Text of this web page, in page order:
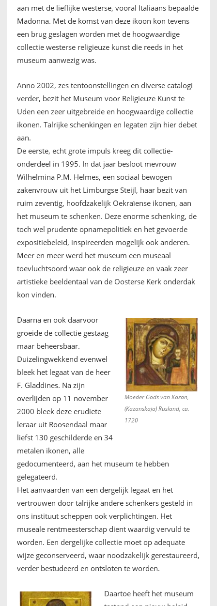
aan met de lieflijke westerse, vooral Italiaans bepaalde
Madonna. Met de komst van deze ikoon kon tevens
een brug geslagen worden met de hoogwaardige
collectie westerse religieuze kunst die reeds in het
museum aanwezig was.
Anno 2002, zes tentoonstellingen en diverse catalogi
verder, bezit het Museum voor Religieuze Kunst te
Uden een zeer uitgebreide en hoogwaardige collectie
ikonen. Talrijke schenkingen en legaten zijn hier debet
aan.
De eerste, echt grote impuls kreeg dit collectie-
onderdeel in 1995. In dat jaar besloot mevrouw
Wilhelmina P.M. Helmes, een sociaal bewogen
zakenvrouw uit het Limburgse Steijl, haar bezit van
ruim zeventig, hoofdzakelijk Oekraïense ikonen, aan
het museum te schenken. Deze enorme schenking, de
toch wel prudente opnamepolitiek en het gevoerde
expositiebeleid, inspireerden mogelijk ook anderen.
Meer en meer werd het museum een museaal
toevluchtsoord waar ook de religieuze en vaak zeer
artistieke beeldentaal van de Oosterse Kerk onderdak
kon vinden.
Moeder Gods van Kazan,
(Kazanskaja) Rusland, ca.
1720
Daarna en ook daarvoor
groeide de collectie gestaag
maar beheersbaar.
Duizelingwekkend evenwel
bleek het legaat van de heer
F. Gladdines. Na zijn
overlijden op 11 november
2000 bleek deze erudiete
leraar uit Roosendaal maar
liefst 130 geschilderde en 34
metalen ikonen, alle
gedocumenteerd, aan het museum te hebben
gelegateerd.
Het aanvaarden van een dergelijk legaat en het
vertrouwen door talrijke andere schenkers gesteld in
ons instituut scheppen ook verplichtingen. Het
museale rentmeesterschap dient waardig vervuld te
worden. Een dergelijke collectie moet op adequate
wijze geconserveerd, waar noodzakelijk gerestaureerd,
verder bestudeerd en ontsloten te worden.
Daartoe heeft het museum